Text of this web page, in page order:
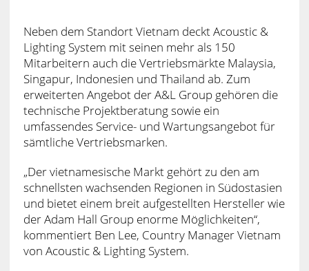
Neben dem Standort Vietnam deckt Acoustic &
Lighting System mit seinen mehr als 150
Mitarbeitern auch die Vertriebsmärkte Malaysia,
Singapur, Indonesien und Thailand ab. Zum
erweiterten Angebot der A&L Group gehören die
technische Projektberatung sowie ein
umfassendes Service- und Wartungsangebot für
sämtliche Vertriebsmarken.
„Der vietnamesische Markt gehört zu den am
schnellsten wachsenden Regionen in Südostasien
und bietet einem breit aufgestellten Hersteller wie
der Adam Hall Group enorme Möglichkeiten“,
kommentiert Ben Lee, Country Manager Vietnam
von Acoustic & Lighting System.